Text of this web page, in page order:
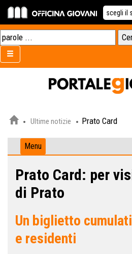
scegli il
Ultime notizie Prato Card
Menu
Prato Card: per
di Prato
Un biglietto
e residenti